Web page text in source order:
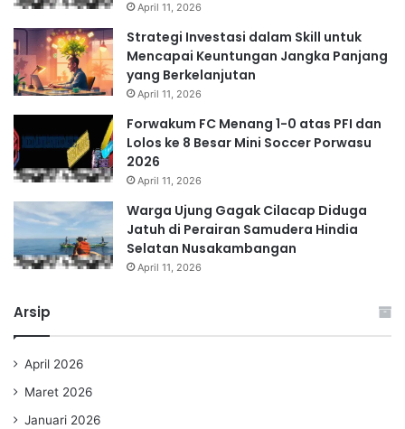
April 11, 2026
Strategi Investasi dalam Skill untuk
Mencapai Keuntungan Jangka Panjang
yang Berkelanjutan
April 11, 2026
Forwakum FC Menang 1-0 atas PFI dan
Lolos ke 8 Besar Mini Soccer Porwasu
2026
April 11, 2026
Warga Ujung Gagak Cilacap Diduga
Jatuh di Perairan Samudera Hindia
Selatan Nusakambangan
April 11, 2026
Arsip
April 2026
Maret 2026
Januari 2026